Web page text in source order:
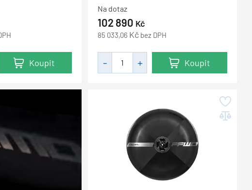
Koupit
Na dotaz
102 890 Kč
85 033,06 Kč bez DPH
Koupit